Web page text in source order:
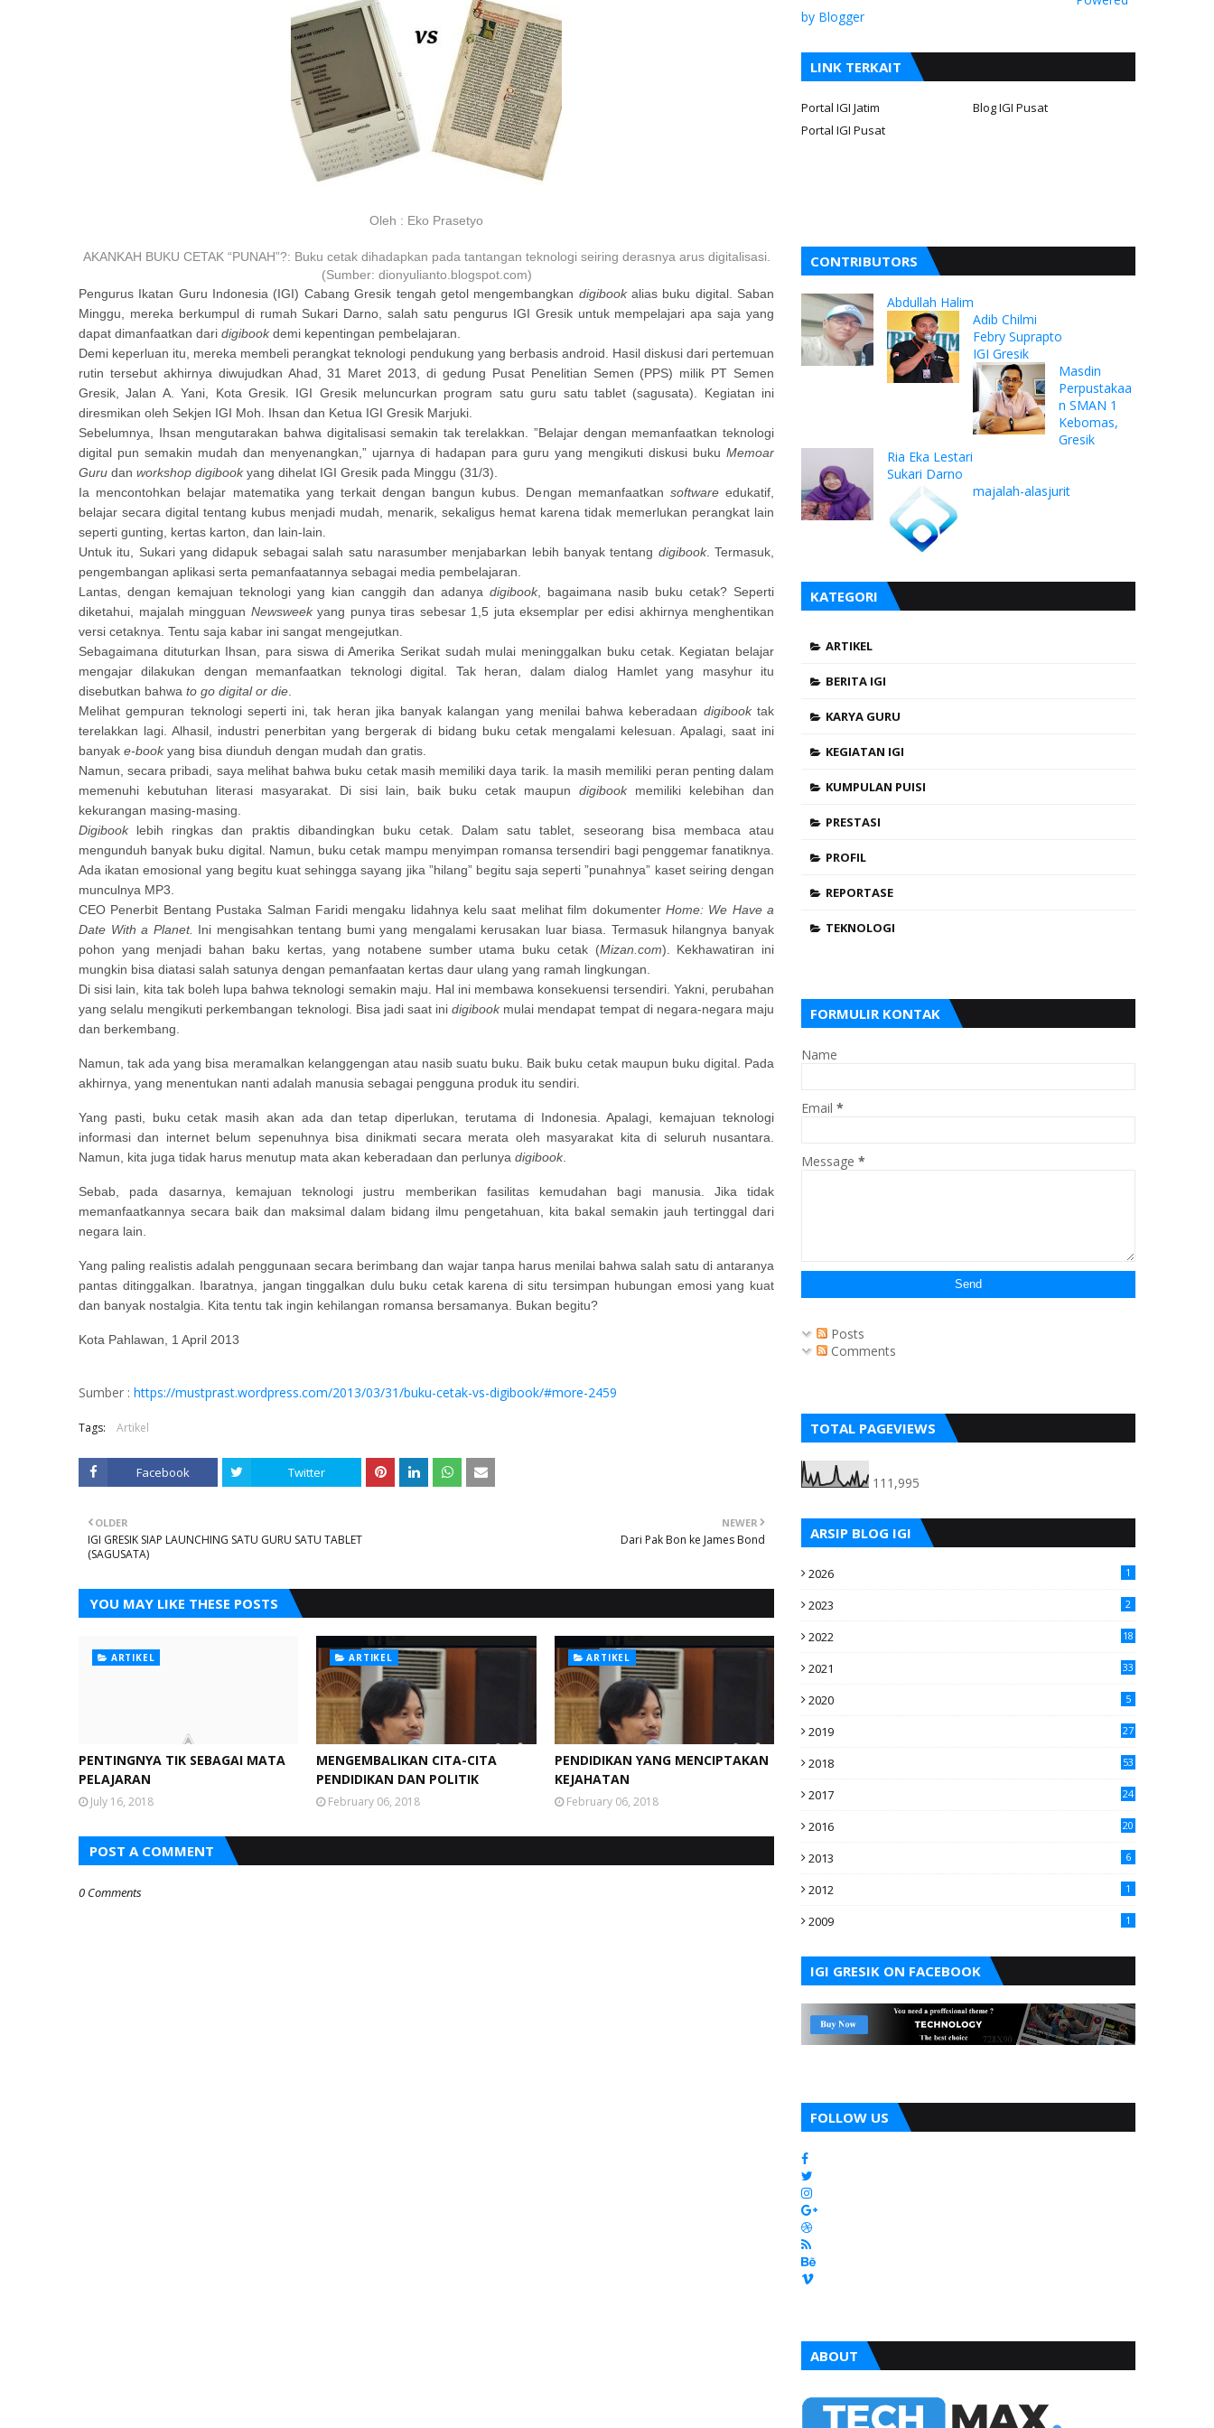
Oleh : Eko Prasetyo
AKANKAH BUKU CETAK “PUNAH”?: Buku cetak dihadapkan pada tantangan teknologi seiring derasnya arus digitalisasi.
(Sumber: dionyulianto.blogspot.com)
Pengurus Ikatan Guru Indonesia (IGI) Cabang Gresik tengah getol mengembangkan digibookalias buku digital. Saban
Minggu, mereka berkumpul di rumah Sukari Darno, salah satu pengurus IGI Gresik untuk mempelajari apa saja yang
dapat dimanfaatkan dari digibookdemi kepentingan pembelajaran.
Demi keperluan itu, mereka membeli perangkat teknologi pendukung yang berbasis android. Hasil diskusi dari pertemuan
rutin tersebut akhirnya diwujudkan Ahad, 31 Maret 2013, di gedung Pusat Penelitian Semen (PPS) milik PT Semen
Gresik, Jalan A. Yani, Kota Gresik. IGI Gresik meluncurkan program satu guru satu tablet (sagusata). Kegiatan ini
diresmikan oleh Sekjen IGI Moh. Ihsan dan Ketua IGI Gresik Marjuki.
Sebelumnya, Ihsan mengutarakan bahwa digitalisasi semakin tak terelakkan. ”Belajar dengan memanfaatkan teknologi
digital pun semakin mudah dan menyenangkan,” ujarnya di hadapan para guru yang mengikuti diskusi buku Memoar
Guru dan workshop digibookyang dihelat IGI Gresik pada Minggu (31/3).
Ia mencontohkan belajar matematika yang terkait dengan bangun kubus. Dengan memanfaatkan softwareedukatif,
belajar secara digital tentang kubus menjadi mudah, menarik, sekaligus hemat karena tidak memerlukan perangkat lain
seperti gunting, kertas karton, dan lain-lain.
Untuk itu, Sukari yang didapuk sebagai salah satu narasumber menjabarkan lebih banyak tentang digibook. Termasuk,
pengembangan aplikasi serta pemanfaatannya sebagai media pembelajaran.
Lantas, dengan kemajuan teknologi yang kian canggih dan adanya digibook, bagaimana nasib buku cetak? Seperti
diketahui, majalah mingguan Newsweekyang punya tiras sebesar 1,5 juta eksemplar per edisi akhirnya menghentikan
versi cetaknya. Tentu saja kabar ini sangat mengejutkan.
Sebagaimana dituturkan Ihsan, para siswa di Amerika Serikat sudah mulai meninggalkan buku cetak. Kegiatan belajar
mengajar dilakukan dengan memanfaatkan teknologi digital. Tak heran, dalam dialog Hamlet yang masyhur itu
disebutkan bahwa to go digital or die
Melihat gempuran teknologi seperti ini, tak heran jika banyak kalangan yang menilai bahwa keberadaan digibooktak
terelakkan lagi. Alhasil, industri penerbitan yang bergerak di bidang buku cetak mengalami kelesuan. Apalagi, saat ini
banyak e-bookyang bisa diunduh dengan mudah dan gratis.
Namun, secara pribadi, saya melihat bahwa buku cetak masih memiliki daya tarik. Ia masih memiliki peran penting dalam
memenuhi kebutuhan literasi masyarakat. Di sisi lain, baik buku cetak maupun digibookmemiliki kelebihan dan
kekurangan masing-masing.
Digibooklebih ringkas dan praktis dibandingkan buku cetak. Dalam satu tablet, seseorang bisa membaca atau
mengunduh banyak buku digital. Namun, buku cetak mampu menyimpan romansa tersendiri bagi penggemar fanatiknya.
Ada ikatan emosional yang begitu kuat sehingga sayang jika ”hilang” begitu saja seperti ”punahnya” kaset seiring dengan
munculnya MP3.
CEO Penerbit Bentang Pustaka Salman Faridi mengaku lidahnya kelu saat melihat film dokumenter Home: We Have a
Date With a Planet. Ini mengisahkan tentang bumi yang mengalami kerusakan luar biasa. Termasuk hilangnya banyak
pohon yang menjadi bahan baku kertas, yang notabene sumber utama buku cetak (Mizan.com). Kekhawatiran ini
mungkin bisa diatasi salah satunya dengan pemanfaatan kertas daur ulang yang ramah lingkungan.
Di sisi lain, kita tak boleh lupa bahwa teknologi semakin maju. Hal ini membawa konsekuensi tersendiri. Yakni, perubahan
yang selalu mengikuti perkembangan teknologi. Bisa jadi saat inidigibookmulai mendapat tempat di negara-negara maju
dan berkembang.
Namun, tak ada yang bisa meramalkan kelanggengan atau nasib suatu buku. Baik buku cetak maupun buku digital. Pada
akhirnya, yang menentukan nanti adalah manusia sebagai pengguna produk itu sendiri.
Yang pasti, buku cetak masih akan ada dan tetap diperlukan, terutama di Indonesia. Apalagi, kemajuan teknologi
informasi dan internet belum sepenuhnya bisa dinikmati secara merata oleh masyarakat kita di seluruh nusantara.
Namun, kita juga tidak harus menutup mata akan keberadaan dan perlunya digibook.
Sebab, pada dasarnya, kemajuan teknologi justru memberikan fasilitas kemudahan bagi manusia. Jika tidak
memanfaatkannya secara baik dan maksimal dalam bidang ilmu pengetahuan, kita bakal semakin jauh tertinggal dari
negara lain.
Yang paling realistis adalah penggunaan secara berimbang dan wajar tanpa harus menilai bahwa salah satu di antaranya
pantas ditinggalkan. Ibaratnya, jangan tinggalkan dulu buku cetak karena di situ tersimpan hubungan emosi yang kuat
dan banyak nostalgia. Kita tentu tak ingin kehilangan romansa bersamanya. Bukan begitu?
Kota Pahlawan, 1 April 2013
Sumber : https://mustprast.wordpress.com/2013/03/31/buku-cetak-vs-digibook/#more-2459
Tags: Artikel
Facebook Twitter
NEWER
Dari Pak Bon ke James Bond
OLDER
IGI GRESIK SIAP LAUNCHING SATU GURU SATU TABLET
(SAGUSATA)
YOU MAY LIKE THESE POSTS
ARTIKEL
PENTINGNYA TIK SEBAGAI MATA
PELAJARAN
July 16, 2018
ARTIKEL
MENGEMBALIKAN CITA-CITA
PENDIDIKAN DAN POLITIK
February 06, 2018
ARTIKEL
PENDIDIKAN YANG MENCIPTAKAN
KEJAHATAN
February 06, 2018
POST A COMMENT
0 Comments
by Blogger
LINK TERKAIT
Portal IGI Jatim
Blog IGI Pusat
Portal IGI Pusat
CONTRIBUTORS
Abdullah Halim
Adib Chilmi
Febry Suprapto
IGI Gresik
Masdin
Perpustakaa
n SMAN 1
Kebomas,
Gresik
Ria Eka Lestari
Sukari Darno
majalah-alasjurit
KATEGORI
ARTIKEL
BERITA IGI
KARYA GURU
KEGIATAN IGI
KUMPULAN PUISI
PRESTASI
PROFIL
REPORTASE
TEKNOLOGI
FORMULIR KONTAK
Name
Email *
Message *
Posts
Comments
TOTAL PAGEVIEWS
111,995
ARSIP BLOG IGI
2026 1
2023 2
2022 18
2021 33
2020 5
2019 27
2018 53
2017 24
2016 20
2013 6
2012 1
2009 1
IGI GRESIK ON FACEBOOK
FOLLOW US
ABOUT